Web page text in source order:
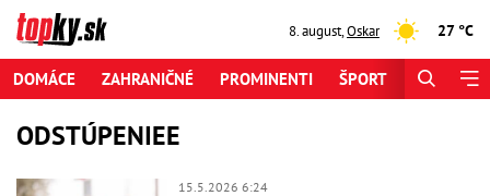
8. august,Oskar 27 °C
DOMÁCE ZAHRANIČNÉ PROMINENTI ŠPORT
ODSTÚPENIEE
15.5.2026 6:24